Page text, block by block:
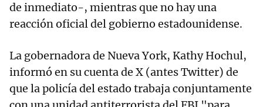
de inmediato-, mientras que no hay una
reacción oficial del gobierno estadounidense.
La gobernadora de Nueva York, Kathy Hochul,
informó en su cuenta de X (antes Twitter) de
que la policía del estado trabaja conjuntamente